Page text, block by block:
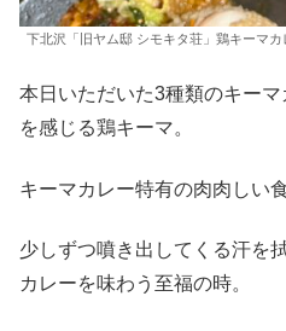
下北沢「旧ヤム邸 シモキタ荘」鶏キーマカ
本日いただいた3種類のキー
を感じる鶏キーマ。
キーマカレー特有の肉肉しい
少しずつ噴き出してくる汗を
カレーを味わう至福の時。